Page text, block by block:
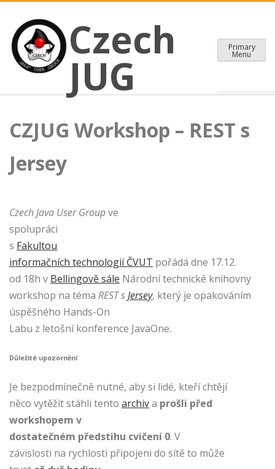
content
Czech JUG
CZECH JAVA USER GROUP
Czech
JUG
Primary
Menu
CZJUG Workshop – REST s
Jersey
Czech Java User Groupve
spolupráci
s Fakultou
informačních technologií ČVUT pořádá dne 17.12.
od 18h v Bellingově sále Národní technické knihovny
workshop na téma REST sJersey, který je opakováním
úspěšného Hands-On
Labu z letošní konference JavaOne.
Důležité upozornění
Je bezpodmínečně nutné, aby si lidé, kteří chtějí
něco vytěžit stáhli tento archiva prošli před
workshopem v
dostatečném předstihu cvičení 0. V
závislosti na rychlosti připojeni do sítě to může